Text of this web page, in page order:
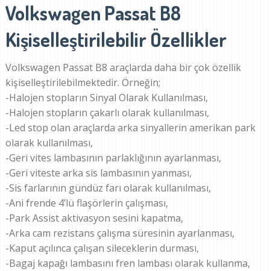
Volkswagen Passat B8
Kişiselleştirilebilir Özellikler
Volkswagen Passat B8 araçlarda daha bir çok özellik
kişiselleştirilebilmektedir. Örneğin;
-Halojen stopların Sinyal Olarak Kullanılması,
-Halojen stopların çakarlı olarak kullanılması,
-Led stop olan araçlarda arka sinyallerin amerikan park
olarak kullanılması,
-Geri vites lambasının parlaklığının ayarlanması,
-Geri viteste arka sis lambasının yanması,
-Sis farlarının gündüz farı olarak kullanılması,
-Ani frende 4’lü flaşörlerin çalışması,
-Park Assist aktivasyon sesini kapatma,
-Arka cam rezistans çalışma süresinin ayarlanması,
-Kaput açılınca çalışan sileceklerin durması,
-Bagaj kapağı lambasını fren lambası olarak kullanma,